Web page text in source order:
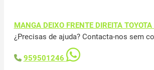
MANGA DEIXO FRENTE DIREITA
¿Precisas de ajuda? Contacta-nos sem
959501246